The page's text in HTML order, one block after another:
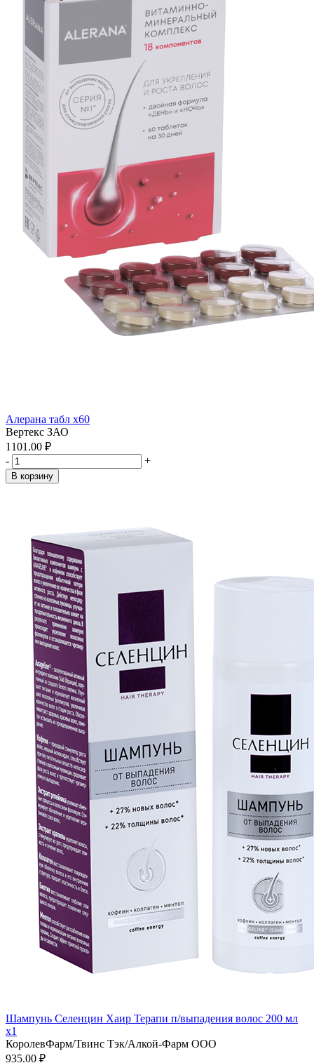
Алерана табл x60
Вертекс ЗАО
1101.00 ₽
-
+
В корзину
Шампунь Селенцин Хаир Терапи п/выпадения волос 200 мл
x1
КоролевФарм/Твинс Тэк/Алкой-Фарм ООО
935.00 ₽